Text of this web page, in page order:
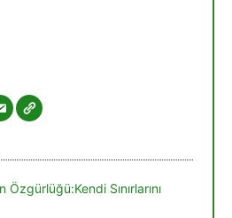
Özgürlüğü:Kendi Sınırlarını